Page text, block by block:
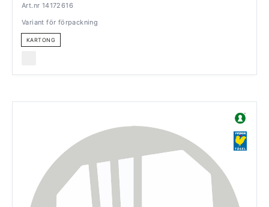
Art.nr 14172616
Variant för förpackning
KARTONG